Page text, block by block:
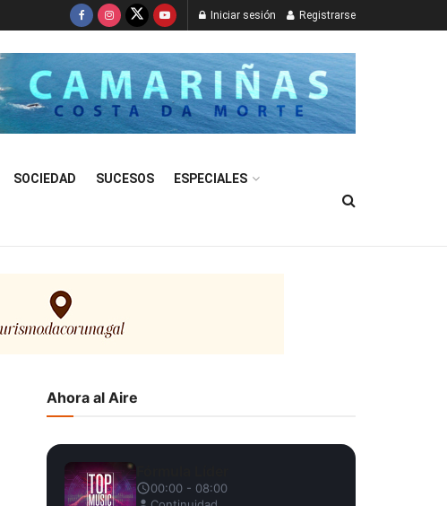
Iniciar sesión Registrarse
SOCIEDAD SUCESOS ESPECIALES
Ahora al Aire
00:00 - 08:00